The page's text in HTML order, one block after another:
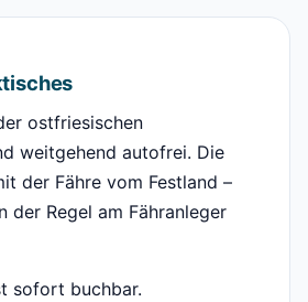
ostfriesischen
weitgehend autofrei. Die
der Fähre vom Festland –
der Regel am Fähranleger
sofort buchbar.